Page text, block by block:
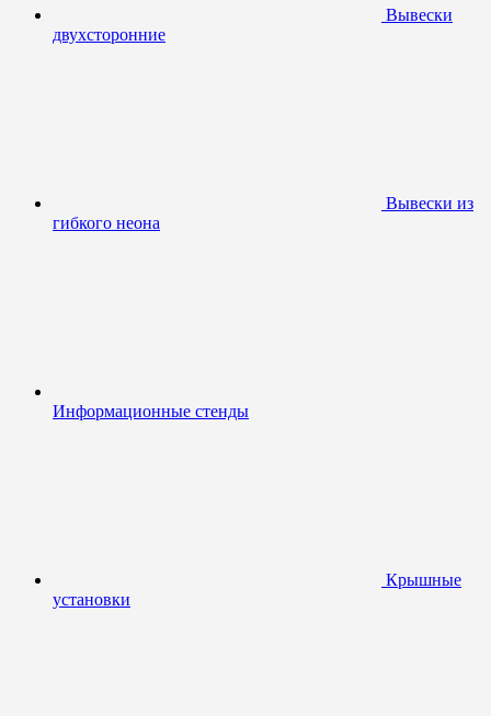
Вывески
двухсторонние
Вывески из
гибкого неона
Информационные стенды
Крышные
установки